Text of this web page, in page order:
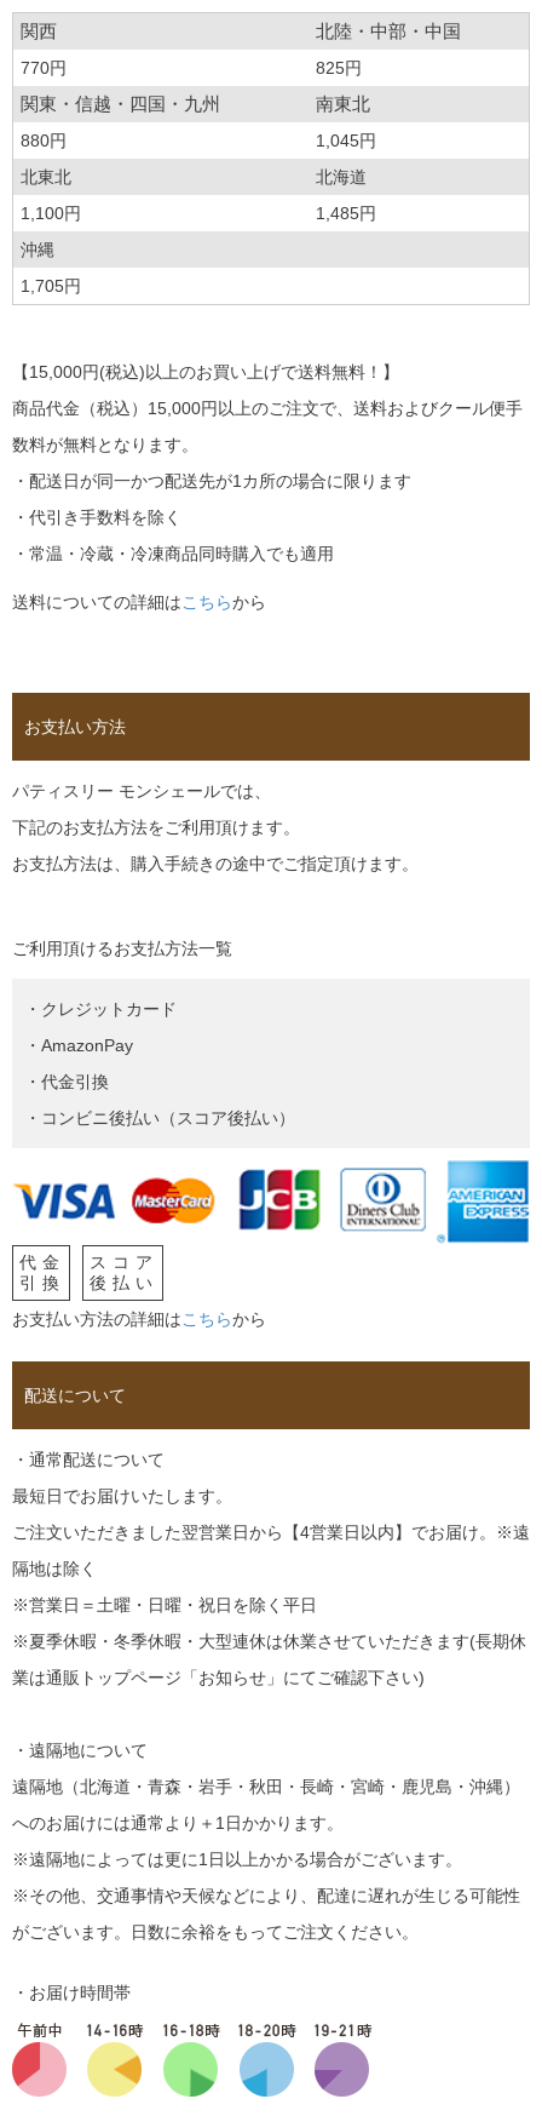
関西 北陸・中部・中国
770円 825円
関東・信越・四国・九州 南東北
880円
1,045円
北東北
北海道
1,100円
1,485円
沖縄
1,705円
【15,000円(税込)以上のお買い上げで送料無料！】
商品代金（税込）15,000円以上のご注文で、送料およびクール便手
数料が無料となります。
・配送日が同一かつ配送先が1カ所の場合に限ります
・代引き手数料を除く
・常温・冷蔵・冷凍商品同時購入でも適用
送料についての詳細はこちらから
お支払い方法
パティスリー モンシェールでは、
下記のお支払方法をご利用頂けます。
お支払方法は、購入手続きの途中でご指定頂けます。
ご利用頂けるお支払方法一覧
・クレジットカード
・AmazonPay
・代金引換
・コンビニ後払い（スコア後払い）
代金
引換
スコア
後払い
お支払い方法の詳細はこちらから
配送について
・通常配送について
最短日でお届けいたします。
ご注文いただきました翌営業日から【4営業日以内】でお届け。※遠
隔地は除く
※営業日＝土曜・日曜・祝日を除く平日
※夏季休暇・冬季休暇・大型連休は休業させていただきます(長期休
業は通販トップページ「お知らせ」にてご確認下さい)
・遠隔地について
遠隔地（北海道・青森・岩手・秋田・長崎・宮崎・鹿児島・沖縄）
へのお届けには通常より＋1日かかります。
※遠隔地によっては更に1日以上かかる場合がございます。
※その他、交通事情や天候などにより、配達に遅れが生じる可能性
がございます。日数に余裕をもってご注文ください。
・お届け時間帯